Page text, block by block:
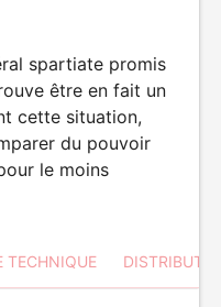
spartiate promis
être en fait un
cette situation,
du pouvoir
le moins
TECHNIQUE